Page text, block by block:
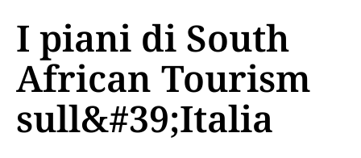
I piani di South
African Tourism
sull&#39;Italia